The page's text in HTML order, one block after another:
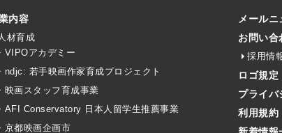
内容
材育成
VIPOアカデミー
ndjc: 若手映画作家育成プロジェクト
映画スタッフ育成事業
AFI Conservatory 日本人留学生推薦事業
京都映画企画市
メール
お問い合
採用情
ロゴ規定
プライバ
利用規約